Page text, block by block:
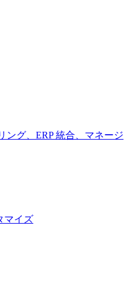
ング、ERP 統合、マネージ
マイズ